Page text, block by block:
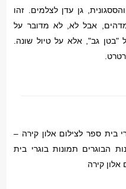
גן עדן לצלמים. זהו
אבל לא, לא מדובר על
"בטן גב", אלא על טיול שונה.
בית ספר לצילום אלון קירה –
תמונות הבוגרים תמונות בוגרי בית
אלון קירה